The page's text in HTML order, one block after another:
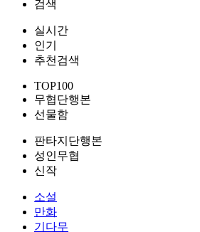
검색
실시간
인기
추천검색
TOP100
무협단행본
선물함
판타지단행본
성인무협
신작
소설
만화
기다무